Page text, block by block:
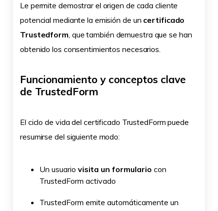
Le permite demostrar el origen de cada cliente
potencial mediante la emisión de un certificado
Trustedform, que también demuestra que se han
obtenido los consentimientos necesarios.
Funcionamiento y conceptos clave
de TrustedForm
El ciclo de vida del certificado TrustedForm puede
resumirse del siguiente modo:
Un usuario visita un formulario con
TrustedForm activado
TrustedForm emite automáticamente un